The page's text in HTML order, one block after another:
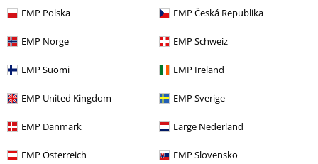
EMP Polska EMP Česká Republika
EMP Norge EMP Schweiz
EMP Suomi EMP Ireland
EMP United Kingdom EMP Sverige
EMP Danmark Large Nederland
EMP Österreich EMP Slovensko
%
Desde16,99 €
Camiseta
Desde 19,99 €
Camiseta